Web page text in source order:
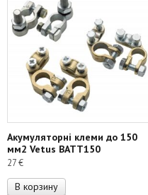
Акумуляторні клеми до 150
мм2 Vetus BATT150
27€
В корзину